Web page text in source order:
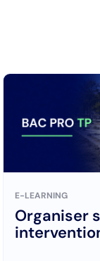
E-LEARNING
Organiser